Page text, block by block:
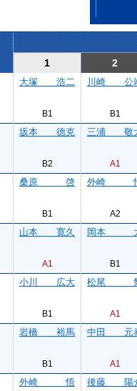
1
2
大塚 浩二
B1
川崎 公
B1
坂本 徳克
B2
三浦 敬
A1
桑原 啓
B1
外崎
A2
山本 寛久
A1
岡本
B1
小川 広大
B1
松尾
A1
岩橋 裕馬
B1
中田 元
A1
外崎 悟 後藤 陽